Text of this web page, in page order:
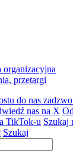
organizacyjna
przetargi
do nas
nas na X
TikTok-u Szukaj
Szukaj